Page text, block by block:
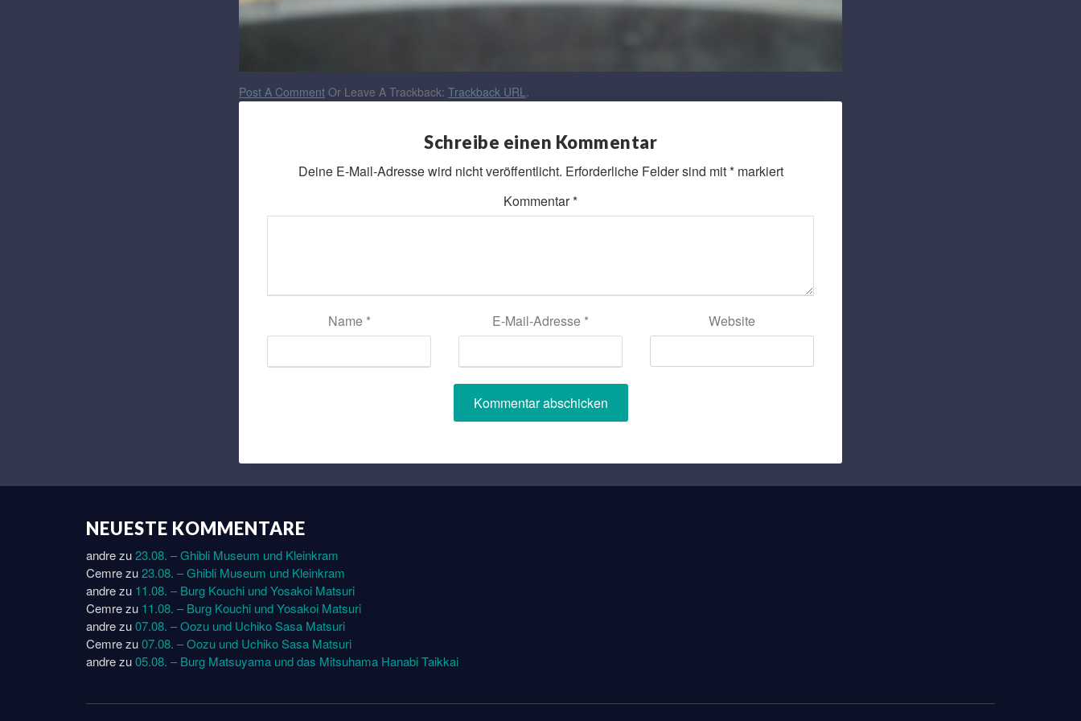
Post A Comment Or Leave A Trackback: Trackback URL
Schreibe einen Kommentar
Deine E-Mail-Adresse wird nicht veröffentlicht. Erforderliche Felder sind mit*markiert
Kommentar*
Name * E-Mail-Adresse * Website
NEUESTE KOMMENTARE
andrezu23.08. – Ghibli Museum und Kleinkram
Cemrezu23.08. – Ghibli Museum und Kleinkram
andrezu 11.08. – Burg Kouchi und Yosakoi Matsuri
Cemrezu 11.08. – Burg Kouchi und Yosakoi Matsuri
andrezu07.08. – Oozu und Uchiko Sasa Matsuri
Cemrezu07.08. – Oozu und Uchiko Sasa Matsuri
andrezu05.08. – Burg Matsuyama und das Mitsuhama Hanabi Taikkai